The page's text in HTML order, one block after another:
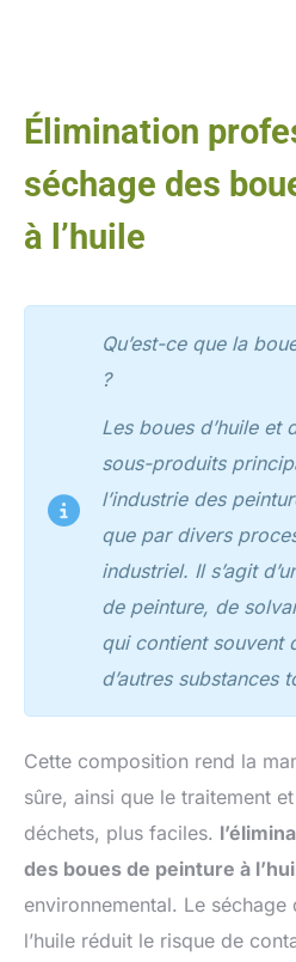
Élimination
séchage des
à l’huile
Qu’est-ce que la
?
Les boues d’huile et
sous-produits
l’industrie des
que par divers
industriel. Il s’agit
de peinture, de
qui contient souvent
d’autres substances
Cette composition rend la
sûre, ainsi que le traitement
déchets, plus faciles.
des boues de peinture à
environnemental. Le
l’huile réduit le risque de